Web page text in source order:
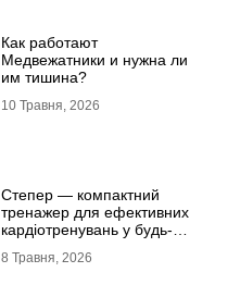
Как работают
Медвежатники и нужна ли
им тишина?
10 Травня, 2026
Степер — компактний
тренажер для ефективних
кардіотренувань у будь-
8 Травня, 2026